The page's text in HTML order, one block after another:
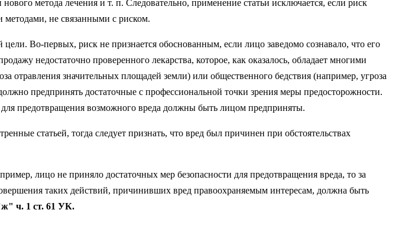
метода лечения и т. п. Следовательно, применение статьи исключается, если риск
методами, не связанными с риском.
Во-первых, риск не признается обоснованным, если лицо заведомо сознавало, что его
недостаточно проверенного лекарства, которое, как оказалось, обладает многими
отравления значительных площадей земли) или общественного бедствия (например, угроза
предпринять достаточные с профессиональной точки зрения меры предосторожности.
предотвращения возможного вреда должны быть лицом предприняты.
статьей, тогда следует признать, что вред был причинен при обстоятельствах
лицо не приняло достаточных мер безопасности для предотвращения вреда, то за
таких действий, причинивших вред правоохраняемым интересам, должна быть
ч. 1 ст. 61 УК.